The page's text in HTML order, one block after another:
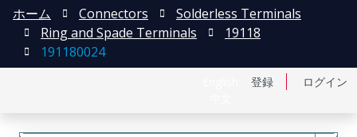
登録 ログイン
ホーム Connectors
Solderless Terminals
Ring and Spade Terminals
19118
191180024